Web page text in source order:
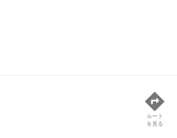
ルート
を見る